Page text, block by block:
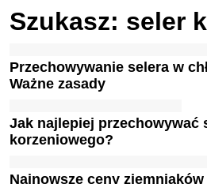
Szukasz: seler
Przechowywanie selera w
Ważne zasady
Jak najlepiej przechowywać
korzeniowego?
Najnowsze ceny